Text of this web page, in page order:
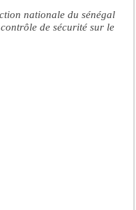
nationale du sénégal
de sécurité sur le